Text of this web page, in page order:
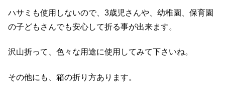
ハサミも使用しないので、3歳児さんや、幼稚園、保育園
の子どもさんでも安心して折る事が出来ます。
沢山折って、色々な用途に使用してみて下さいね。
その他にも、箱の折り方あります。